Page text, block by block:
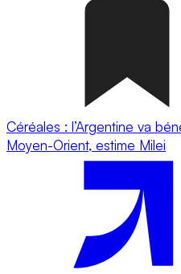
Céréales : l’Argentine va
Moyen-Orient, estime Milei